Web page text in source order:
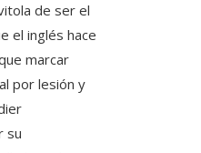
de ser el
el inglés hace
marcar
por lesión y
su